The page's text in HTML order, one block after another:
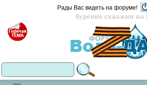
бурение скважин на
Рады Вас видеть на форуме!